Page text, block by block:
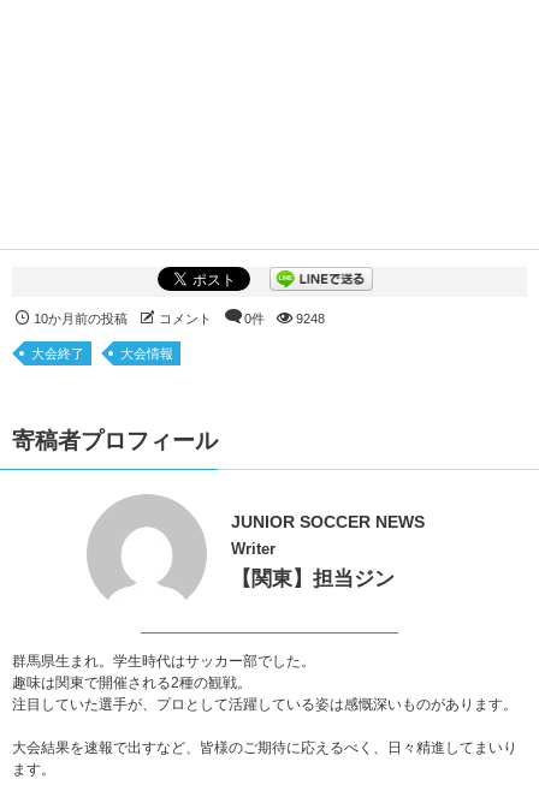
10か月前の投稿 コメント 0件 9248
大会終了 大会情報
寄稿者プロフィール
JUNIOR SOCCER NEWS
Writer
【関東】担当ジン
群馬県生まれ。学生時代はサッカー部でした。
趣味は関東で開催される2種の観戦。
注目していた選手が、プロとして活躍している姿は感慨深いものがあります。
大会結果を速報で出すなど、皆様のご期待に応えるべく、日々精進してまいり
ます。